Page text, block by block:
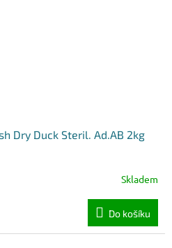
Dry Duck Steril. Ad.AB 2kg
Skladem
Do košíku